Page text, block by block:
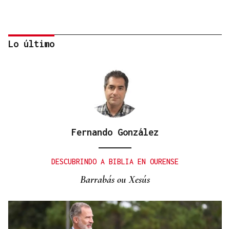
Vídeo | Se desata un incendio forestal en una
Lo último
Fernando González
DESCUBRINDO A BIBLIA EN OURENSE
Barrabás ou Xesús